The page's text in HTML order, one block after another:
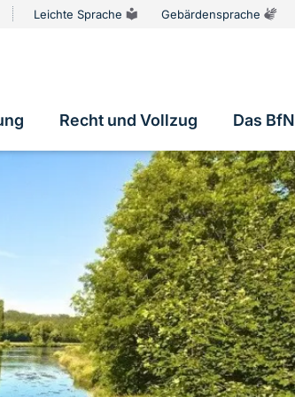
Leichte Sprache Gebärdensprache
Recht und Vollzug Das BfN